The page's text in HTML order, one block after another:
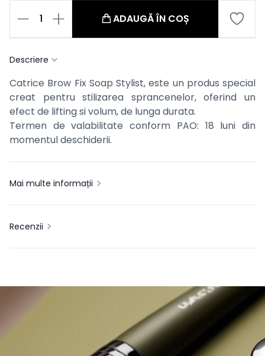
1 ADAUGĂ ÎN COȘ
Descriere
Catrice Brow Fix Soap Stylist, este un produs special
creat pentru stilizarea sprancenelor, oferind un
efect de lifting si volum, de lunga durata.
Termen de valabilitate conform PAO: 18 luni din
momentul deschiderii.
Mai multe informații
Recenzii